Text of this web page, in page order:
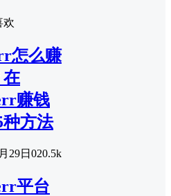
欢
怎么赚
在
赚钱
种方法
29日 020.5k
平台